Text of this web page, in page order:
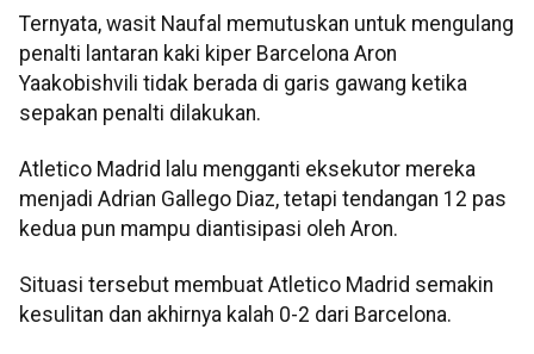
Ternyata, wasit Naufal memutuskan untuk mengulang
penalti lantaran kaki kiper Barcelona Aron
Yaakobishvili tidak berada di garis gawang ketika
sepakan penalti dilakukan.
Atletico Madrid lalu mengganti eksekutor mereka
menjadi Adrian Gallego Diaz, tetapi tendangan 12 pas
kedua pun mampu diantisipasi oleh Aron.
Situasi tersebut membuat Atletico Madrid semakin
kesulitan dan akhirnya kalah 0-2 dari Barcelona.